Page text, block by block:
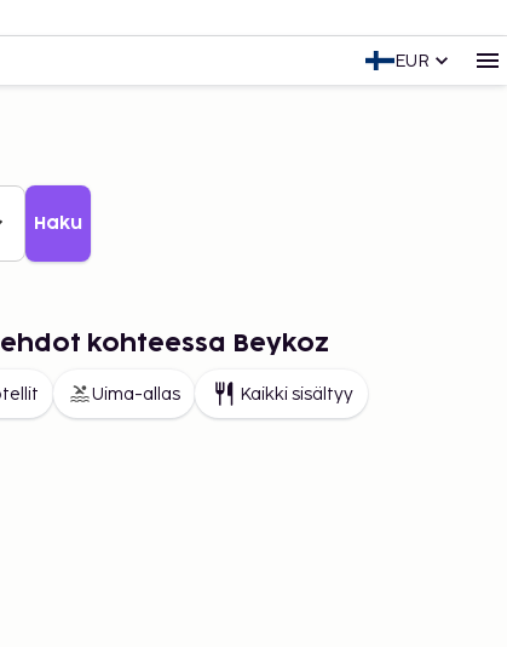
EUR
Haku
kohteessa Beykoz
Uima-allas Kaikki sisältyy